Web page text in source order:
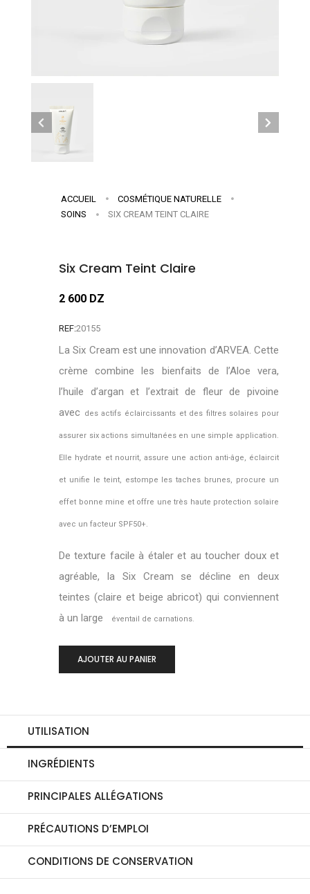
ACCUEIL
COSMÉTIQUE NATURELLE
SOINS
SIX CREAM TEINT CLAIRE
Six Cream Teint Claire
2 600 DZ
REF:20155
La Six Cream est une innovation d’ARVEA. Cette
crème combine les bienfaits de l’Aloe vera,
l’huile d’argan et l’extrait de fleur de pivoine
avec
des actifs éclaircissants et des filtres solaires pour
assurer six actions simultanées en une simple application.
Elle hydrate et nourrit, assure une action anti-âge, éclaircit
et unifie le teint, estompe les taches brunes, procure un
effet bonne mine et offre une très haute protection solaire
avec un facteur SPF50+.
De texture facile à étaler et au toucher doux et
agréable, la Six Cream se décline en deux
teintes (claire et beige abricot) qui conviennent
à un large
éventail de carnations.
AJOUTER AU PANIER
UTILISATION
INGRÉDIENTS
PRINCIPALES ALLÉGATIONS
PRÉCAUTIONS D’EMPLOI
CONDITIONS DE CONSERVATION